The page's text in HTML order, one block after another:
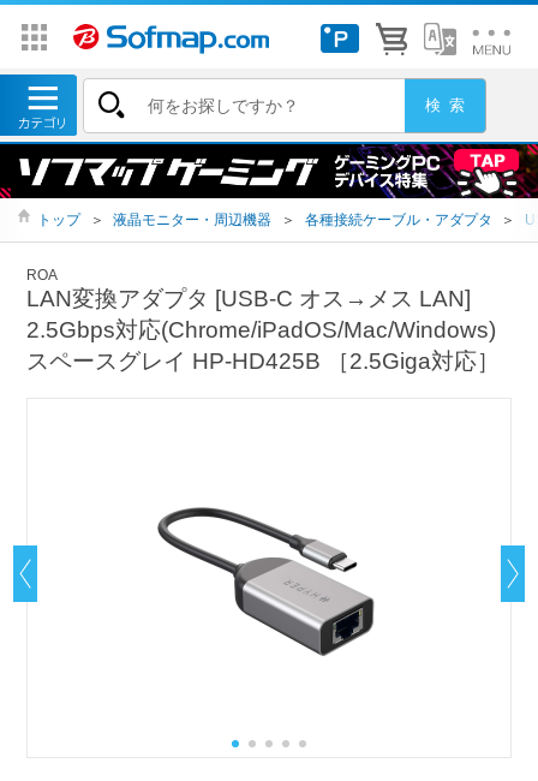
トップ ＞ 液晶モニター・周辺機器 ＞ 各種接続ケーブル・アダプタ ＞
ROA
LAN変換アダプタ [USB-C オス→メス LAN]
2.5Gbps対応(Chrome/iPadOS/Mac/Windows)
スペースグレイ HP-HD425B ［2.5Giga対応］